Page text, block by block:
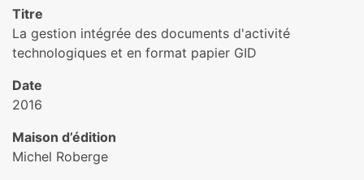
Titre
La gestion intégrée des documents d'activité
technologiques et en format papier GID
Date
2016
Maison d’édition
Michel Roberge